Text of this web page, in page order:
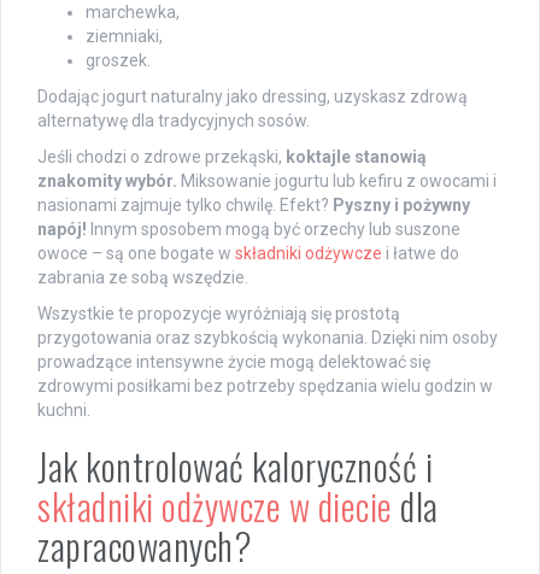
marchewka,
ziemniaki,
groszek.
Dodając jogurt naturalny jako dressing, uzyskasz zdrową
alternatywę dla tradycyjnych sosów.
Jeśli chodzi o zdrowe przekąski, koktajle stanowią
znakomity wybór. Miksowanie jogurtu lub kefiru z owocami i
nasionami zajmuje tylko chwilę. Efekt? Pyszny i pożywny
napój! Innym sposobem mogą być orzechy lub suszone
owoce – są one bogate w składniki odżywcze i łatwe do
zabrania ze sobą wszędzie.
Wszystkie te propozycje wyróżniają się prostotą
przygotowania oraz szybkością wykonania. Dzięki nim osoby
prowadzące intensywne życie mogą delektować się
zdrowymi posiłkami bez potrzeby spędzania wielu godzin w
kuchni.
Jak kontrolować kaloryczność i
składniki odżywcze w diecie dla
zapracowanych?